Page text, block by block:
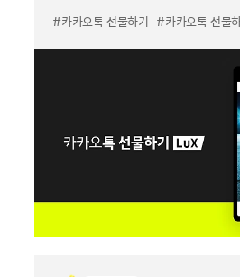
#카카오톡 선물하기 #카카오톡 선물